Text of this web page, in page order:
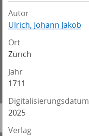
Autor
Ulrich, Johann Jakob
Ort
Zürich
Jahr
1711
Digitalisierungsdatum
2025
Verlag